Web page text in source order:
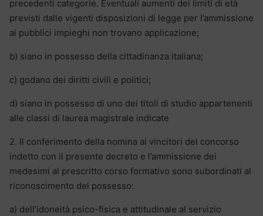
precedenti categorie. Eventuali aumenti dei limiti di età
previsti dalle vigenti disposizioni di legge per l’ammissione
ai pubblici impieghi non trovano applicazione;
b) siano in possesso della cittadinanza italiana;
c) godano dei diritti civili e politici;
d) siano in possesso di uno dei titoli di studio appartenenti
alle classi di laurea magistrale indicate
2. Il conferimento della nomina ai vincitori del concorso
indetto con il presente decreto e l’ammissione dei
medesimi al prescritto corso formativo sono subordinati al
riconoscimento del possesso:
a) dell’idoneità psico-fisica e attitudinale al servizio